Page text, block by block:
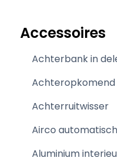
Accessoires
Achterbank in
Achterruitwisser
Airco automatisch
Aluminium